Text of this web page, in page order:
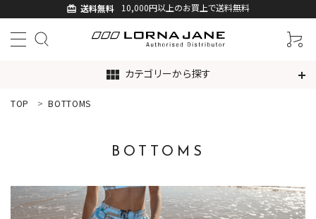
card_giftcard 送料無料 10,000円以上のお買上で送料無料
view_module カテゴリーから探す
ACCOUNT MENU
search
TOP BOTTOMS
BOTTOMS